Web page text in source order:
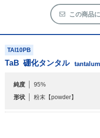
この商品
TAI10PB
TaB 硼化タンタル
純度
95%
形状
粉末 【powder】